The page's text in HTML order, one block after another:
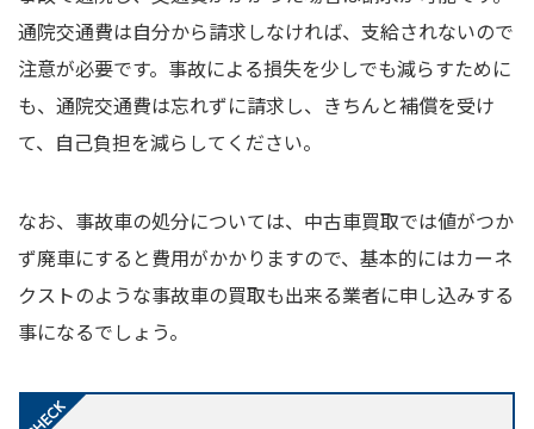
通院交通費は自分から請求しなければ、支給されないので
注意が必要です。事故による損失を少しでも減らすために
も、通院交通費は忘れずに請求し、きちんと補償を受け
て、自己負担を減らしてください。
なお、事故車の処分については、中古車買取では値がつか
ず廃車にすると費用がかかりますので、基本的にはカーネ
クストのような事故車の買取も出来る業者に申し込みする
事になるでしょう。